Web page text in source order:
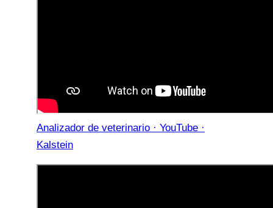
Analizador de veterinario · YouTube ·
Kalstein